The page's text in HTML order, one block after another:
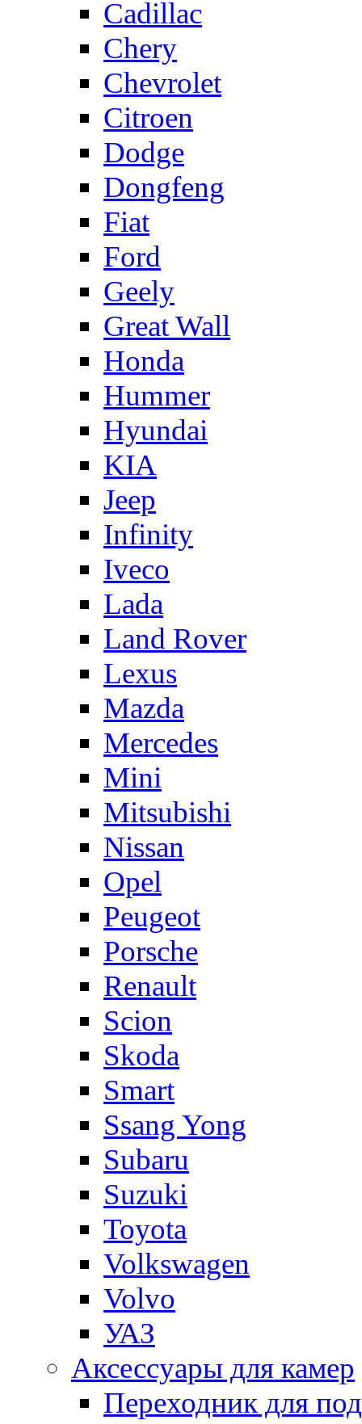
Cadillac
Chery
Chevrolet
Citroen
Dodge
Dongfeng
Fiat
Ford
Geely
Great Wall
Honda
Hummer
Hyundai
KIA
Jeep
Infinity
Iveco
Lada
Land Rover
Lexus
Mazda
Mercedes
Mini
Mitsubishi
Nissan
Opel
Peugeot
Porsche
Renault
Scion
Skoda
Smart
Ssang Yong
Subaru
Suzuki
Toyota
Volkswagen
Volvo
УАЗ
Аксессуары для камер
Переходник для